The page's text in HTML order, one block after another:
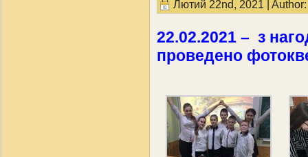
Лютий 22nd, 2021 |
22.02.2021 – з
проведено